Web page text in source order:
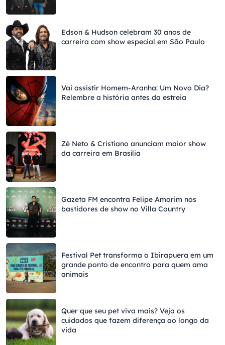
Edson & Hudson celebram 30 anos de
carreira com show especial em São Paulo
Vai assistir Homem-Aranha: Um Novo Dia?
Relembre a história antes da estreia
Zé Neto & Cristiano anunciam maior show
da carreira em Brasília
Gazeta FM encontra Felipe Amorim nos
bastidores de show no Villa Country
Festival Pet transforma o Ibirapuera em um
grande ponto de encontro para quem ama
animais
Quer que seu pet viva mais? Veja os
cuidados que fazem diferença ao longo da
vida